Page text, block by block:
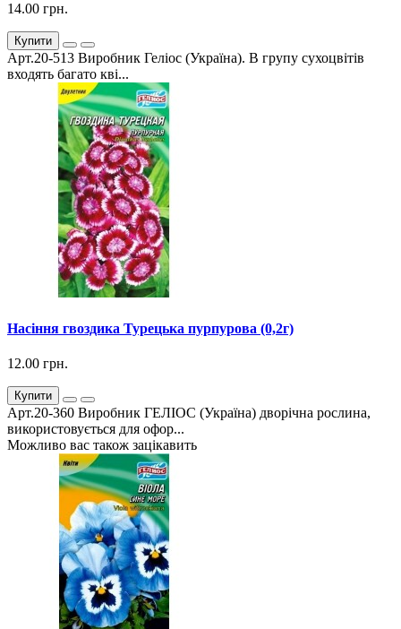
14.00 грн.
Купити
Арт.20-513 Виробник Геліос (Україна). В групу сухоцвітів
входять багато кві...
Насіння гвоздика Турецька пурпурова (0,2г)
12.00 грн.
Купити
Арт.20-360 Виробник ГЕЛІОС (Україна) дворічна рослина,
використовується для офор...
Можливо вас також зацікавить